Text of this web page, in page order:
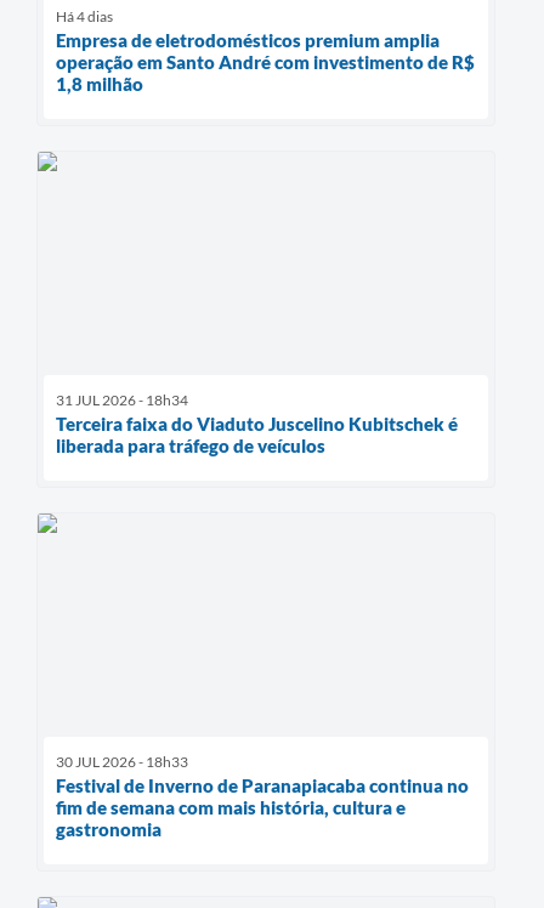
Há 4 dias
Empresa de eletrodomésticos premium amplia
operação em Santo André com investimento de R$
1,8 milhão
31 JUL 2026 - 18h34
Terceira faixa do Viaduto Juscelino Kubitschek é
liberada para tráfego de veículos
30 JUL 2026 - 18h33
Festival de Inverno de Paranapiacaba continua no
fim de semana com mais história, cultura e
gastronomia